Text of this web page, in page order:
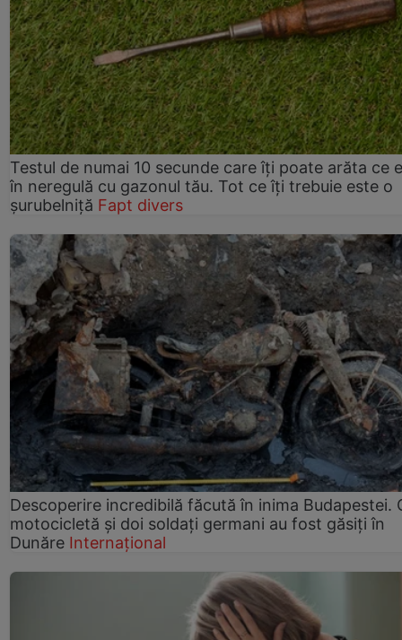
Testul de numai 10 secunde care îți poate arăta ce
în neregulă cu gazonul tău. Tot ce îți trebuie este o
șurubelniță Fapt divers
Descoperire incredibilă făcută în inima Budapestei.
motocicletă și doi soldați germani au fost găsiți în
Dunăre Internațional